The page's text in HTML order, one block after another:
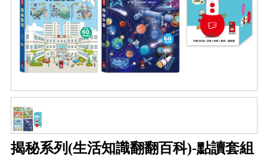
揭秘系列(生活知識翻翻百科)-點讀套組